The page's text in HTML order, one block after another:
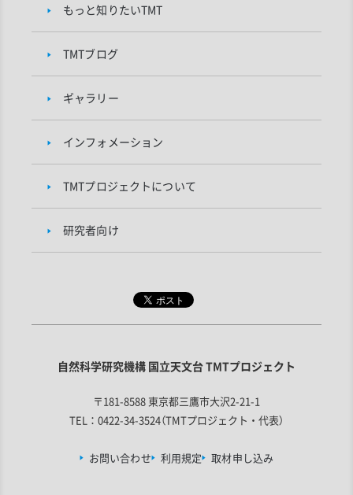
もっと知りたいTMT
TMTブログ
ギャラリー
インフォメーション
TMTプロジェクトについて
研究者向け
自然科学研究機構 国立天文台 TMTプロジェクト
〒181-8588 東京都三鷹市大沢2-21-1
TEL：0422-34-3524（TMTプロジェクト・代表）
お問い合わせ 利用規定 取材申し込み